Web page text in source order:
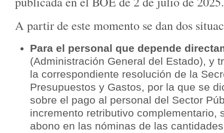
A partir de este momento se dan dos
Para el personal que depende
(Administración General del Estado), y
la correspondiente resolución de la
Presupuestos y Gastos, por la que se
sobre el pago al personal del Sector
incremento retributivo complementario,
abono en las nóminas de las